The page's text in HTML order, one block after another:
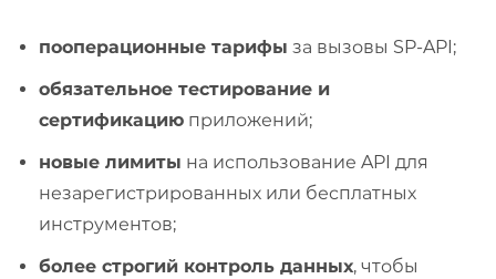
пооперационные тарифы за вызовы SP-API;
обязательное тестирование и
сертификацию приложений;
новые лимиты на использование API для
незарегистрированных или бесплатных
инструментов;
более строгий контроль данных, чтобы